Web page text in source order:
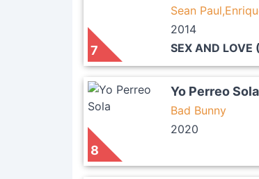
7
Sean
2014
SEX AND LOVE
8
Yo Perreo Sola
Bad Bunny
2020